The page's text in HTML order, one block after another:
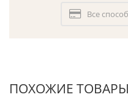
Все
ПОХОЖИЕ